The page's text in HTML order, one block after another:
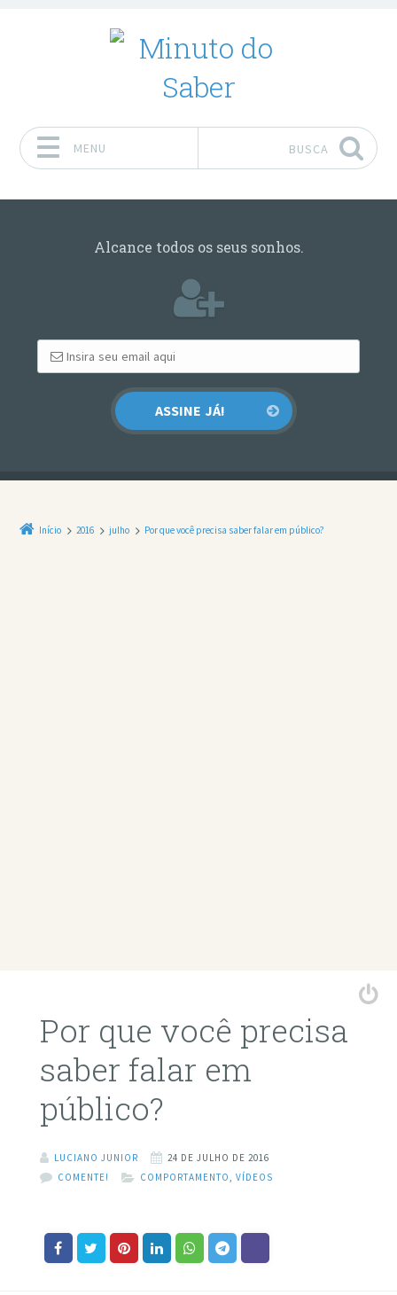
MENU BUSCA
Alcance todos os seus sonhos.
Início 2016 julho Por que você precisa saber falar em público?
Por que você precisa
saber falar em
público?
LUCIANO JUNIOR
24 DE JULHO DE 2016
COMENTE!
COMPORTAMENTO VÍDEOS